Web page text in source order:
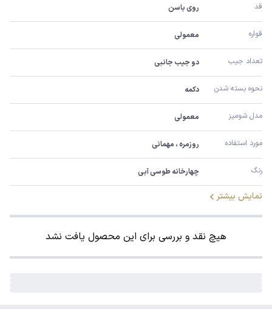
قد روی باسن
قواره معمولی
تعداد جیب دو جیب جانبی
نحوه بسته شدن دکمه
مدل شومیز معمولی
مورد استفاده روزمره ، مهمانی
رنگ چهارخانه طوسی آبی
نمایش بیشتر
هیچ نقد و بررسی برای این محصول یافت نشد